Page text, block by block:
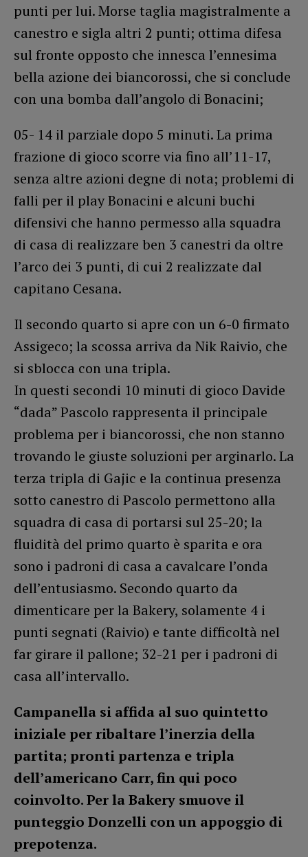
punti per lui. Morse taglia magistralmente a
canestro e sigla altri 2 punti; ottima difesa
sul fronte opposto che innesca l’ennesima
bella azione dei biancorossi, che si conclude
con una bomba dall’angolo di Bonacini;
05- 14 il parziale dopo 5 minuti. La prima
frazione di gioco scorre via fino all’11-17,
senza altre azioni degne di nota; problemi di
falli per il play Bonacini e alcuni buchi
difensivi che hanno permesso alla squadra
di casa di realizzare ben 3 canestri da oltre
l’arco dei 3 punti, di cui 2 realizzate dal
capitano Cesana.
Il secondo quarto si apre con un 6-0 firmato
Assigeco; la scossa arriva da Nik Raivio, che
si sblocca con una tripla.
In questi secondi 10 minuti di gioco Davide
“dada” Pascolo rappresenta il principale
problema per i biancorossi, che non stanno
trovando le giuste soluzioni per arginarlo. La
terza tripla di Gajic e la continua presenza
sotto canestro di Pascolo permettono alla
squadra di casa di portarsi sul 25-20; la
fluidità del primo quarto è sparita e ora
sono i padroni di casa a cavalcare l’onda
dell’entusiasmo. Secondo quarto da
dimenticare per la Bakery, solamente 4 i
punti segnati (Raivio) e tante difficoltà nel
far girare il pallone; 32-21 per i padroni di
casa all’intervallo.
Campanella si affida al suo quintetto
iniziale per ribaltare l’inerzia della
partita; pronti partenza e tripla
dell’americano Carr, fin qui poco
coinvolto. Per la Bakery smuove il
punteggio Donzelli con un appoggio di
prepotenza.